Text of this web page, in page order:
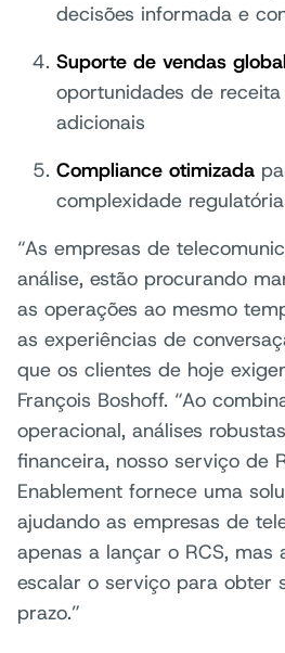
decisões informada e
Suporte de vendas global
oportunidades de
adicionais
Compliance otimizada
complexidade
“As empresas de
análise, estão procurando
as operações ao mesmo
as experiências de
que os clientes de hoje
François Boshoff. “Ao
operacional, análises
financeira, nosso serviço de
Enablement fornece uma
ajudando as empresas de
apenas a lançar o RCS, mas
escalar o serviço para obter
prazo.”